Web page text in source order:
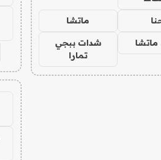
ماتشا
شدات ببجي
تمارا